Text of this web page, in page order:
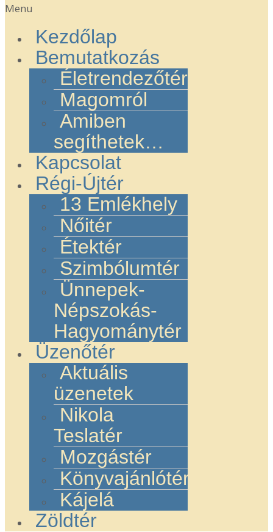
Menu
Kezdőlap
Bemutatkozás
Életrendezőtér
Magomról
Amiben
segíthetek…
Kapcsolat
Régi-Újtér
13 Emlékhely
Nőitér
Étektér
Szimbólumtér
Ünnepek-
Népszokás-
Hagyománytér
Üzenőtér
Aktuális
üzenetek
Nikola
Teslatér
Mozgástér
Könyvajánlótér
Kájelá
Zöldtér